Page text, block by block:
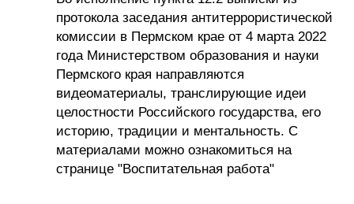
протокола заседания антитеррористической
комиссии в Пермском крае от 4 марта 2022
года Министерством образования и науки
Пермского края направляются
видеоматериалы, транслирующие идеи
целостности Российского государства, его
историю, традиции и ментальность. С
материалами можно ознакомиться на
странице "Воспитательная работа"